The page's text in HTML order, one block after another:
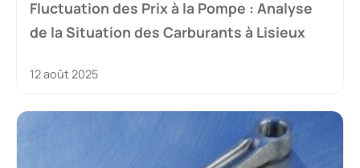
Fluctuation des Prix à la Pompe : Analyse
de la Situation des Carburants à Lisieux
12 août 2025